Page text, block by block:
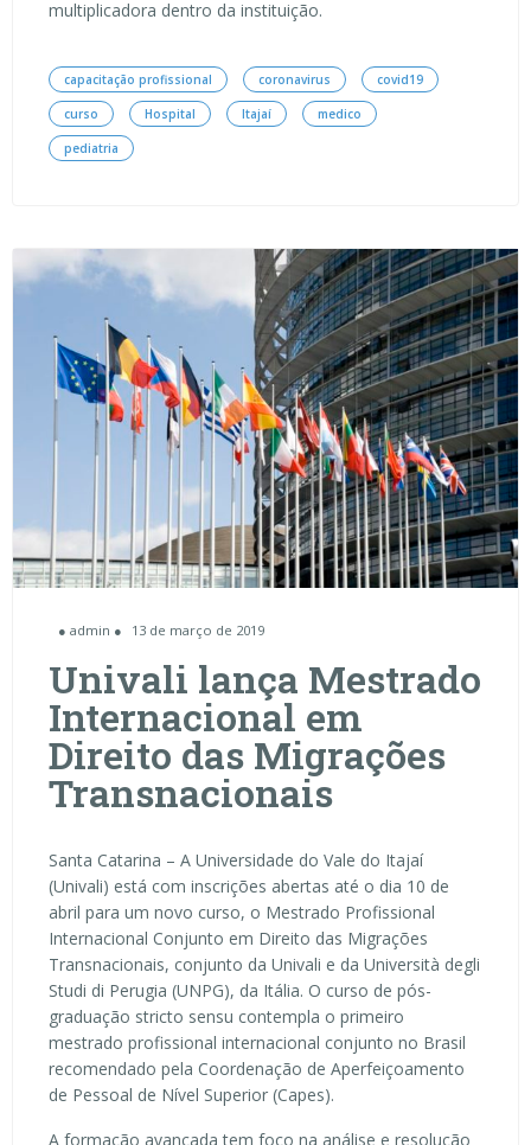
multiplicadora dentro da instituição.
capacitação profissional coronavirus covid19
curso Hospital Itajaí medico
pediatria
● admin ● 13 de março de 2019
Univali lança Mestrado
Internacional em
Direito das Migrações
Transnacionais
Santa Catarina – A Universidade do Vale do Itajaí
(Univali) está com inscrições abertas até o dia 10 de
abril para um novo curso, o Mestrado Profissional
Internacional Conjunto em Direito das Migrações
Transnacionais, conjunto da Univali e da Università degli
Studi di Perugia (UNPG), da Itália. O curso de pós-
graduação stricto sensu contempla o primeiro
mestrado profissional internacional conjunto no Brasil
recomendado pela Coordenação de Aperfeiçoamento
de Pessoal de Nível Superior (Capes).
A formação avançada tem foco na análise e resolução